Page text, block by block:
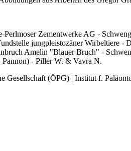
Zementwerke AG -
jungpleistozäner Wirbeltiere -
Amelin "Blauer Bruch" -
Pannon) - Piller W. & Vavra N.
Gesellschaft (ÖPG) | Institut f.